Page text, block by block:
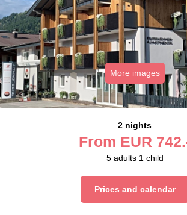
More images
2 nights
From EUR
5 adults 1 child
Prices and calendar